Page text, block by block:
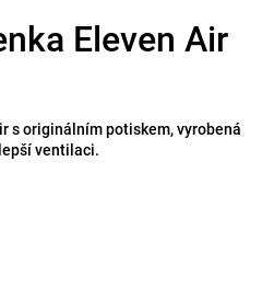
Eleven Air
s originálním potiskem, vyrobená
ventilaci.